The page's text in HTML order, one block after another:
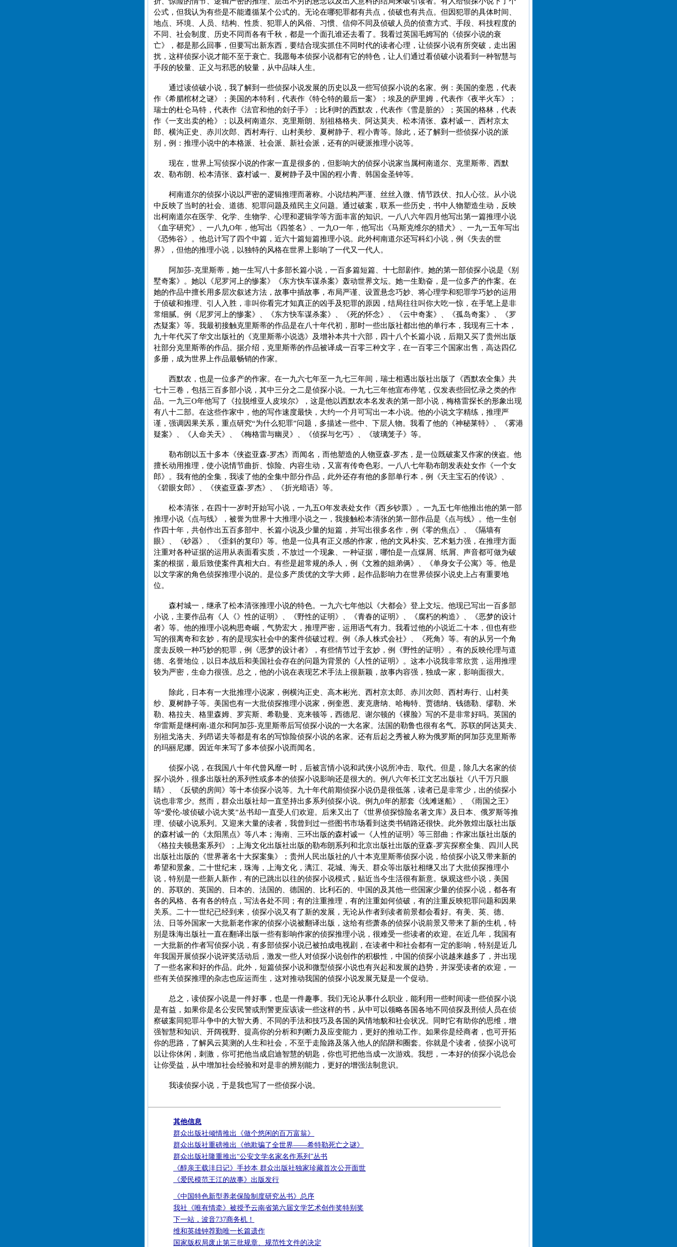
公式，但我认为有些是不能遵循某个公式的。无论在哪犯罪都有共点，侦破也有共点。但因犯罪的具体时间、
地点、环境、人员、结构、性质、犯罪人的风俗、习惯、信仰不同及侦破人员的侦查方式、手段、科技程度的
不同、社会制度、历史不同而各有千秋，都是一个面孔谁还去看了。我看过英国毛姆写的《侦探小说的衰
亡》，都是那么回事，但要写出新东西，要结合现实抓住不同时代的读者心理，让侦探小说有所突破，走出困
扰，这样侦探小说才能不至于衰亡。我愿每本侦探小说都有它的特色，让人们通过看侦破小说看到一种智慧与
手段的较量、正义与邪恶的较量，从中品味人生。
通过读侦破小说，我了解到一些侦探小说发展的历史以及一些写侦探小说的名家。例：美国的奎恩，代表
作《希腊棺材之谜》；美国的本特利，代表作《特仑特的最后一案》；埃及的萨里姆，代表作《夜半火车》；
瑞士的杜仑马特，代表作《法官和他的刽子手》；比利时的西默农，代表作《雪是脏的》；英国的格林，代表
作《一支出卖的枪》；以及柯南道尔、克里斯朗、别祖格格夫、阿达莫夫、松本清张、森村诚一、西村京太
郎、横沟正史、赤川次郎、西村寿行、山村美纱、夏树静子、程小青等。除此，还了解到一些侦探小说的派
别，例：推理小说中的本格派、社会派、新社会派，还有的叫硬派推理小说等。
现在，世界上写侦探小说的作家一直是很多的，但影响大的侦探小说家当属柯南道尔、克里斯蒂、西默
农、勒布朗、松本清张、森村诚一、夏树静子及中国的程小青、韩国金圣钟等。
柯南道尔的侦探小说以严密的逻辑推理而著称。小说结构严谨、丝丝入微、情节跌伏、扣人心弦。从小说
中反映了当时的社会、道德、犯罪问题及殖民主义问题。通过破案，联系一些历史，书中人物塑造生动，反映
出柯南道尔在医学、化学、生物学、心理和逻辑学等方面丰富的知识。一八八六年四月他写出第一篇推理小说
《血字研究》、一八九O年，他写出《四签名》、一九O一年，他写出《马斯克维尔的猎犬》、一九一五年写出
《恐怖谷》。他总计写了四个中篇，近六十篇短篇推理小说。此外柯南道尔还写科幻小说，例《失去的世
界》，但他的推理小说，以独特的风格在世界上影响了一代又一代人。
阿加莎-克里斯蒂，她一生写八十多部长篇小说，一百多篇短篇、十七部剧作。她的第一部侦探小说是《别
墅奇案》。她以《尼罗河上的惨案》《东方快车谋杀案》轰动世界文坛。她一生勤奋，是一位多产的作案。在
她的作品中擅长用多层次叙述方法，故事中插故事，布局严谨、设置悬念巧妙、将心理学和犯罪学巧妙的运用
于侦破和推理、引人入胜，非叫你看完才知真正的凶手及犯罪的原因，结局往往叫你大吃一惊，在手笔上是非
常细腻。例《尼罗河上的惨案》、《东方快车谋杀案》、《死的怀念》、《云中奇案》、《孤岛奇案》、《罗
杰疑案》等。我最初接触克里斯蒂的作品是在八十年代初，那时一些出版社都出他的单行本，我现有三十本，
九十年代买了华文出版社的《克里斯蒂小说选》及增补本共十六部，四十八个长篇小说，后期又买了贵州出版
社部分克里斯蒂的作品。据介绍，克里斯蒂的作品被译成一百零三种文字，在一百零三个国家出售，高达四亿
多册，成为世界上作品最畅销的作家。
西默农，也是一位多产的作家。在一九六七年至一九七三年间，瑞士相遇出版社出版了《西默农全集》共
七十三卷，包括三百多部小说，其中三分之二是侦探小说。一九七三年他宣布停笔，仅发表些回忆录之类的作
品。一九三O年他写了《拉脱维亚人皮埃尔》，这是他以西默农本名发表的第一部小说，梅格雷探长的形象出现
有八十二部。在这些作家中，他的写作速度最快，大约一个月可写出一本小说。他的小说文字精练，推理严
谨，强调因果关系，重点研究“为什么犯罪”问题，多描述一些中、下层人物。我看了他的《神秘莱特》、《雾港
疑案》、《人命关天》、《梅格雷与幽灵》、《侦探与乞丐》、《玻璃笼子》等。
勒布朗以五十多本《侠盗亚森-罗杰》而闻名，而他塑造的人物亚森-罗杰，是一位既破案又作家的侠盗。他
擅长动用推理，使小说情节曲折、惊险、内容生动，又富有传奇色彩。一八八七年勒布朗发表处女作《一个女
郎》。我有他的全集，我读了他的全集中部分作品，此外还存有他的多部单行本，例《天主宝石的传说》、
《碧眼女郎》、《侠盗亚森-罗杰》、《折光暗语》等。
松本清张，在四十一岁时开始写小说，一九五O年发表处女作《西乡钞票》。一九五七年他推出他的第一部
推理小说《点与线》，被誉为世界十大推理小说之一，我接触松本清张的第一部作品是《点与线》。他一生创
作四十年，共创作出五百多部中、长篇小说及少量的短篇，并写出很多名作，例《零的焦点》、《隔墙有
眼》、《砂器》、《歪斜的复印》等。他是一位具有正义感的作家，他的文风朴实、艺术魁力强，在推理方面
注重对各种证据的运用从表面看实质，不放过一个现象、一种证据，哪怕是一点煤屑、纸屑、声音都可做为破
案的根据，最后致使案件真相大白。有些是超常规的杀人，例《文雅的姐弟俩》、《单身女子公寓》等。他是
以文学家的角色侦探推理小说的。是位多产质优的文学大师，起作品影响力在世界侦探小说史上占有重要地
位。
森村城一，继承了松本清张推理小说的特色。一九六七年他以《大都会》登上文坛。他现已写出一百多部
小说，主要作品有《人《》性的证明》、《野性的证明》、《青春的证明》、《腐朽的构造》、《恶梦的设计
者》等。他的推理小说构思奇崛，气势宏大，推理严密，运用语气有力。我看过他的小说近二十本，但也有些
写的很离奇和玄妙，有的是现实社会中的案件侦破过程。例《杀人株式会社》、《死角》等。有的从另一个角
度去反映一种巧妙的犯罪，例《恶梦的设计者》，有些情节过于玄妙，例《野性的证明》。有的反映伦理与道
德、名誉地位，以日本战后和美国社会存在的问题为背景的《人性的证明》。这本小说我非常欣赏，运用推理
较为严密，生命力很强。总之，他的小说在表现艺术手法上很新颖，故事内容强，独成一家，影响面很大。
除此，日本有一大批推理小说家，例横沟正史、高木彬光、西村京太郎、赤川次郎、西村寿行、山村美
纱、夏树静子等。美国也有一大批侦探推理小说家，例奎恩、麦克唐纳、哈梅特、贾德纳、钱德勒、缪勒、米
勒、格拉夫、格里森姆、罗宾斯、希勒曼、克来顿等，西德尼、谢尔顿的《裸脸》写的不是非常好吗。英国的
华雷斯是继柯南-道尔和阿加莎-克里斯蒂后写侦探小说的一大名家。法国的勒鲁也很有名气。苏联的阿达莫夫、
别祖戈洛夫、列昂诺夫等都是有名的写惊险侦探小说的名家。还有后起之秀被人称为俄罗斯的阿加莎克里斯蒂
的玛丽尼娜。因近年来写了多本侦探小说而闻名。
侦探小说，在我国八十年代曾风靡一时，后被言情小说和武侠小说所冲击、取代。但是，除几大名家的侦
探小说外，很多出版社的系列性或多本的侦探小说影响还是很大的。例八六年长江文艺出版社《八千万只眼
睛》、《反锁的房间》等十本侦探小说等。九十年代前期侦探小说仍是很低落，读者已是非常少，出的侦探小
说也非常少。然而，群众出版社却一直坚持出多系列侦探小说。例九0年的那套《浅滩迷船》、《雨国之王》
等“爱伦-坡侦破小说大奖”丛书却一直受人们欢迎。后来又出了《世界侦探惊险名著文库》及日本、俄罗斯等推
理、侦破小说系列。又迎来大量的读者，我曾到过一些图书市场看到这类书销路还很快。此外敦煌出版社出版
的森村诚一的《太阳黑点》等八本；海南、三环出版的森村诚一《人性的证明》等三部曲；作家出版社出版的
《格拉夫顿悬案系列》；上海文化出版社出版的勒布朗系列和北京出版社出版的亚森-罗宾探察全集、四川人民
出版社出版的《世界著名十大探案集》；贵州人民出版社的八十本克里斯蒂侦探小说，给侦探小说又带来新的
希望和景象。二十世纪末，珠海，上海文化，漓江、花城、海天、群众等出版社相继又出了大批侦探推理小
说，特别是一些新人新作，有的已跳出以往的侦探小说模式，贴近当今生活很有新意。纵观这些小说，美国
的、苏联的、英国的、日本的、法国的、德国的、比利石的、中国的及其他一些国家少量的侦探小说，都各有
各的风格、各有各的特点，写法各处不同；有的注重推理，有的注重如何侦破，有的注重反映犯罪问题和因果
关系。二十一世纪已经到来，侦探小说又有了新的发展，无论从作者到读者前景都会看好。有美、英、德、
法、日等外国家一大批新老作家的侦探小说被翻译出版，这给有些萧条的侦探小说前景又带来了新的生机，特
别是珠海出版社一直在翻译出版一些有影响作家的侦探推理小说，很难受一些读者的欢迎。在近几年，我国有
一大批新的作者写侦探小说，有多部侦探小说已被拍成电视剧，在读者中和社会都有一定的影响，特别是近几
年我国开展侦探小说评奖活动后，激发一些人对侦探小说创作的积极性，中国的侦探小说越来越多了，并出现
了一些名家和好的作品。此外，短篇侦探小说和微型侦探小说也有兴起和发展的趋势，并深受读者的欢迎，一
些有关侦探推理的杂志也应运而生，这对推动我国的侦探小说发展无疑是一个促动。
总之，读侦探小说是一件好事，也是一件趣事。我们无论从事什么职业，能利用一些时间读一些侦探小说
是有益，如果你是名公安民警或刑警更应该读一些这样的书，从中可以领略各国各地不同侦探及刑侦人员在侦
察破案同犯罪斗争中的大智大勇、不同的手法和技巧及各国的风情地貌和社会状况。同时它有助你的思维，增
强智慧和知识、开阔视野、提高你的分析和判断力及应变能力，更好的推动工作。如果你是经商者，也可开拓
你的思路，了解风云莫测的人生和社会，不至于走险路及落入他人的陷阱和圈套。你就是个读者，侦探小说可
以让你休闲，刺激，你可把他当成启迪智慧的钥匙，你也可把他当成一次游戏。我想，一本好的侦探小说总会
让你受益，从中增加社会经验和对是非的辨别能力，更好的增强法制意识。
我读侦探小说，于是我也写了一些侦探小说。
其他信息
群众出版社倾情推出《做个悠闲的百万富翁》
群众出版社重磅推出《他欺骗了全世界——希特勒死亡之谜》
群众出版社隆重推出“公安文学名家名作系列”丛书
《醇亲王载沣日记》手抄本 群众出版社独家珍藏首次公开面世
《爱民模范王江的故事》出版发行
《中国特色新型养老保险制度研究丛书》总序
我社《唯有情牵》被授予云南省第六届文学艺术创作奖特别奖
下一站，波音737商务机！
维和英雄钟荐勤唯一长篇遗作
国家版权局废止第三批规章、规范性文件的决定